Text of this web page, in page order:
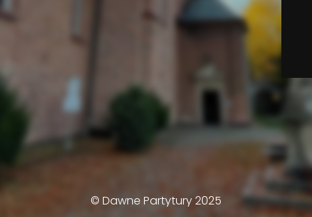
© Dawne Partytury 2025